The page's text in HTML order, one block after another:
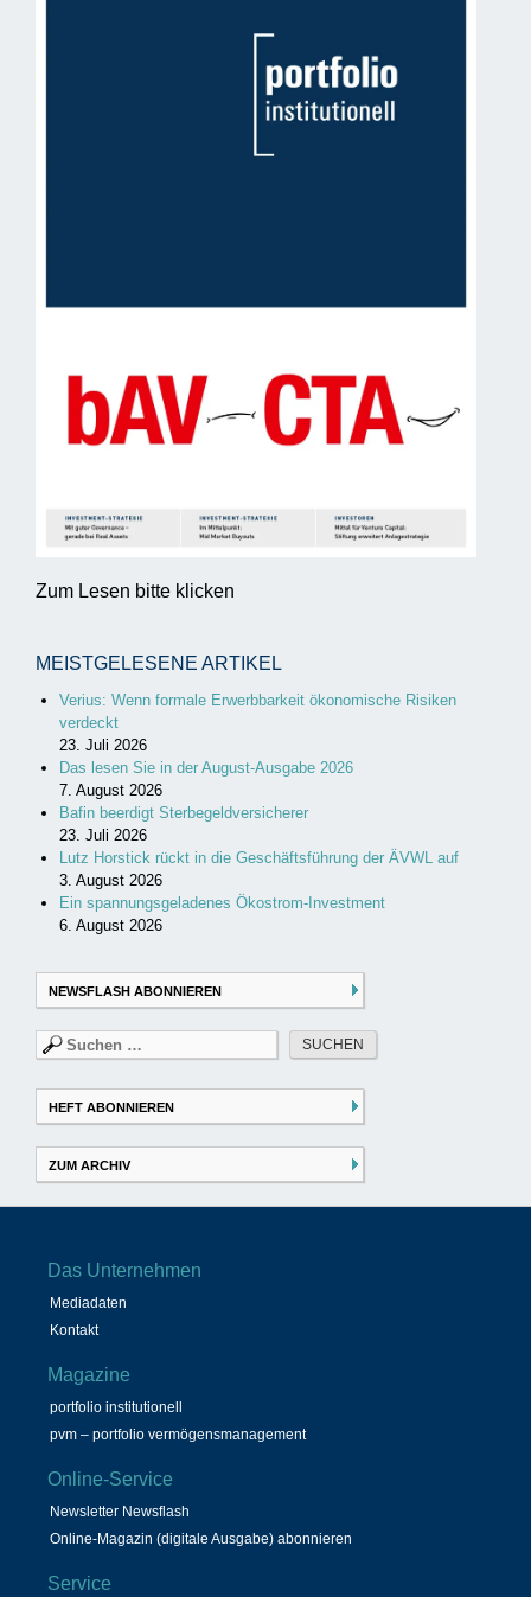
Zum Lesen bitte klicken
MEISTGELESENE ARTIKEL
Verius: Wenn formale Erwerbbarkeit ökonomische Risiken
verdeckt
23. Juli 2026
Das lesen Sie in der August-Ausgabe 2026
7. August 2026
Bafin beerdigt Sterbegeldversicherer
23. Juli 2026
Lutz Horstick rückt in die Geschäftsführung der ÄVWL auf
3. August 2026
Ein spannungsgeladenes Ökostrom-Investment
6. August 2026
NEWSFLASH ABONNIEREN
Suchen
nach:
HEFT ABONNIEREN
ZUM ARCHIV
Das Unternehmen
Mediadaten
Kontakt
Magazine
portfolio institutionell
pvm – portfolio vermögensmanagement
Online-Service
Newsletter Newsflash
Online-Magazin (digitale Ausgabe) abonnieren
Service